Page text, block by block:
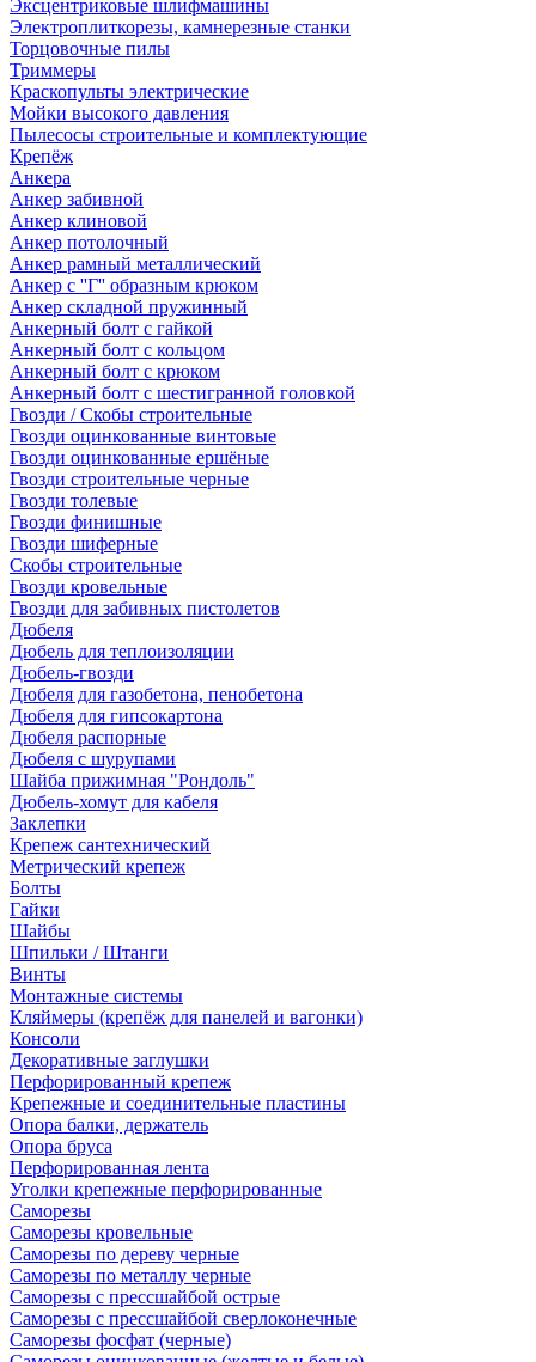
Эксцентриковые шлифмашины
Электроплиткорезы, камнерезные станки
Торцовочные пилы
Триммеры
Краскопульты электрические
Мойки высокого давления
Пылесосы строительные и комплектующие
Крепёж
Анкера
Анкер забивной
Анкер клиновой
Анкер потолочный
Анкер рамный металлический
Анкер с ''Г'' образным крюком
Анкер складной пружинный
Анкерный болт с гайкой
Анкерный болт с кольцом
Анкерный болт с крюком
Анкерный болт с шестигранной головкой
Гвозди / Скобы строительные
Гвозди оцинкованные винтовые
Гвозди оцинкованные ершёные
Гвозди строительные черные
Гвозди толевые
Гвозди финишные
Гвозди шиферные
Скобы строительные
Гвозди кровельные
Гвозди для забивных пистолетов
Дюбеля
Дюбель для теплоизоляции
Дюбель-гвозди
Дюбеля для газобетона, пенобетона
Дюбеля для гипсокартона
Дюбеля распорные
Дюбеля с шурупами
Шайба прижимная "Рондоль"
Дюбель-хомут для кабеля
Заклепки
Крепеж сантехнический
Метрический крепеж
Болты
Гайки
Шайбы
Шпильки / Штанги
Винты
Монтажные системы
Кляймеры (крепёж для панелей и вагонки)
Консоли
Декоративные заглушки
Перфорированный крепеж
Крепежные и соединительные пластины
Опора балки, держатель
Опора бруса
Перфорированная лента
Уголки крепежные перфорированные
Саморезы
Саморезы кровельные
Саморезы по дереву черные
Саморезы по металлу черные
Саморезы с прессшайбой острые
Саморезы с прессшайбой сверлоконечные
Саморезы фосфат (черные)